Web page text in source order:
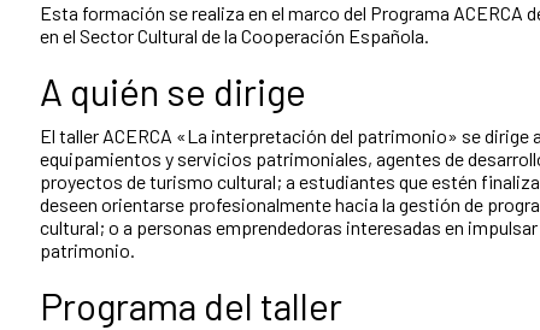
Esta formación se realiza en el marco del Programa ACERCA
en el Sector Cultural de la Cooperación Española.
A quién se dirige
El taller ACERCA «La interpretación del patrimonio» se dirige
equipamientos y servicios patrimoniales, agentes de
proyectos de turismo cultural; a estudiantes que estén
deseen orientarse profesionalmente hacia la gestión de
cultural; o a personas emprendedoras interesadas en
patrimonio.
Programa del taller